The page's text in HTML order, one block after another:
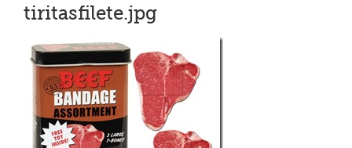
tiritasfilete.jpg